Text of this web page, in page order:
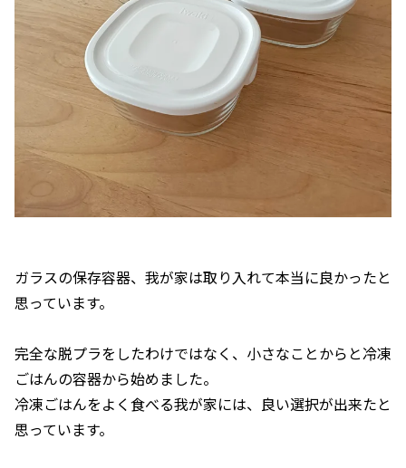
ガラスの保存容器、我が家は取り入れて本当に良かったと
思っています。
完全な脱プラをしたわけではなく、小さなことからと冷凍
ごはんの容器から始めました。
冷凍ごはんをよく食べる我が家には、良い選択が出来たと
思っています。